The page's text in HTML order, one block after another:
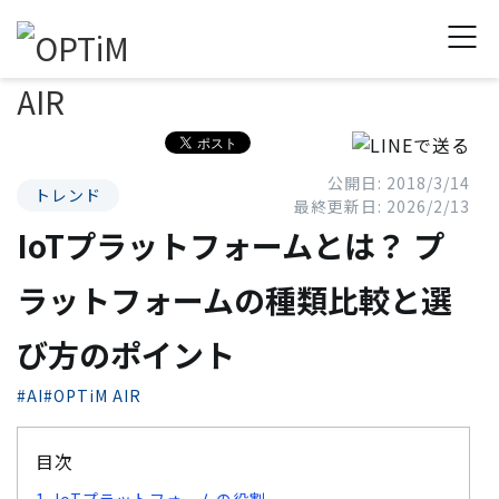
トレンド
公開日: 2018/3/14
最終更新日: 2026/2/13
IoTプラットフォームとは？ プ
ラットフォームの種類比較と選
び方のポイント
#AI#OPTiM AIR
目次